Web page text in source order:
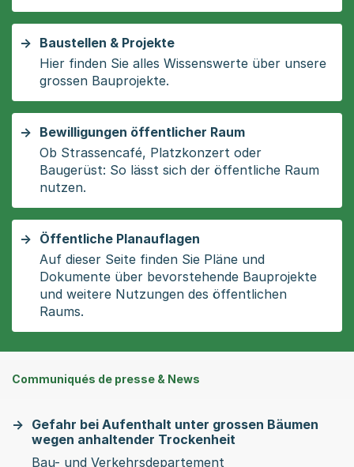
Baustellen & Projekte
Hier finden Sie alles Wissenswerte über unsere
grossen Bauprojekte.
Bewilligungen öffentlicher Raum
Ob Strassencafé, Platzkonzert oder
Baugerüst: So lässt sich der öffentliche Raum
nutzen.
Öffentliche Planauflagen
Auf dieser Seite finden Sie Pläne und
Dokumente über bevorstehende Bauprojekte
und weitere Nutzungen des öffentlichen
Raums.
Communiqués de presse & News
Gefahr bei Aufenthalt unter grossen Bäumen
wegen anhaltender Trockenheit
Bau- und Verkehrsdepartement